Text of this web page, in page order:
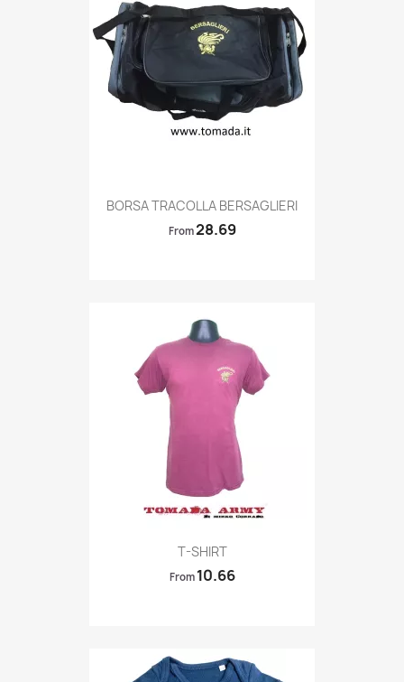
Quick view
BORSA TRACOLLA BERSAGLIERI
From28.69
Quick view
T-SHIRT
From 10.66